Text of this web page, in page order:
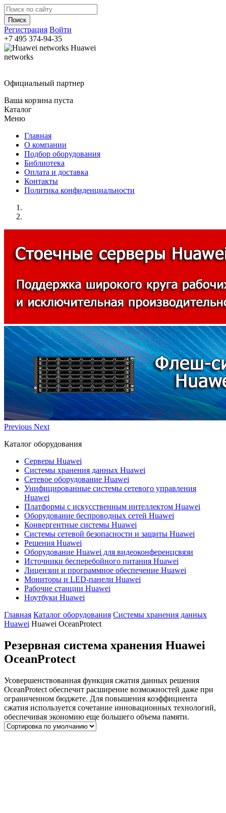
Регистрация Войти
+7 495 374-94-35
Huawei
networks
Официальный партнер
Ваша корзина пуста
Каталог
Меню
Главная
О компании
Подбор оборудования
Библиотека
Оплата и доставка
Контакты
Политика конфиденциальности
Previous Next
Каталог оборудования
Серверы Huawei
Системы хранения данных Huawei
Сетевое оборудование Huawei
Унифицированные системы сетевого управления
Huawei
Платформы с искусственным интеллектом Huawei
Оборудование беспроводных сетей Huawei
Конвергентные системы Huawei
Системы сетевой безопасности и защиты Huawei
Решения Huawei
Оборудование Huawei для видеоконференцсвязи
Источники бесперебойного питания Huawei
Лицензии и программное обеспечение Huawei
Мониторы и LED-панели Huawei
Рабочие станции Huawei
Ноутбуки Huawei
Главная Каталог оборудования Системы хранения данных
Huawei Huawei OceanProtect
Резервная система хранения Huawei
OceanProtect
Усовершенствованная функция сжатия данных решения
OceanProtect обеспечит расширение возможностей даже при
ограниченном бюджете. Для повышения коэффициента
сжатия используется сочетание инновационных технологий,
обеспечивая экономию еще большего объема памяти.